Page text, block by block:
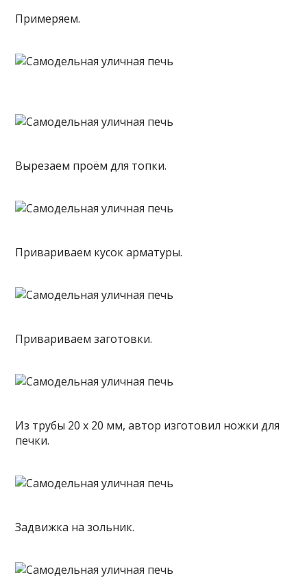
Примеряем.
Вырезаем проём для топки.
Привариваем кусок арматуры.
Привариваем заготовки.
Из трубы 20 х 20 мм, автор изготовил ножки для
печки.
Задвижка на зольник.